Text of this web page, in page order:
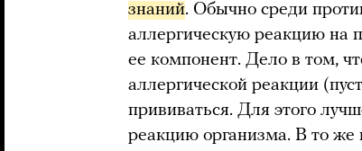
знаний. Обычно среди
аллергическую реакцию на
ее компонент. Дело в том,
аллергической реакции
прививаться. Для этого
реакцию организма. В то же